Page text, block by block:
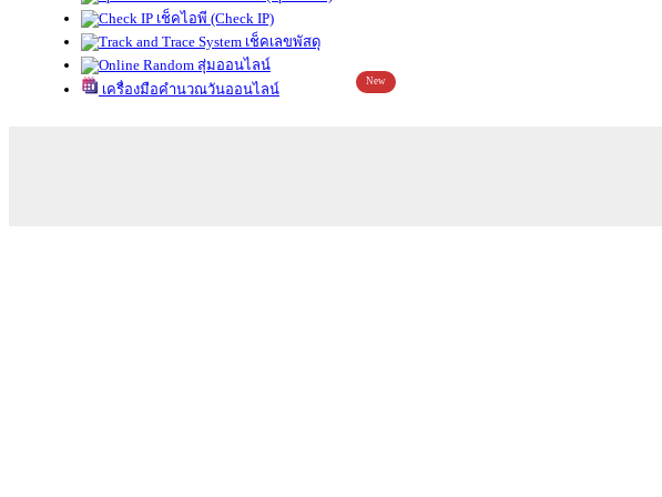
เช็คไอพี (Check IP)
เช็คเลขพัสดุ
สุ่มออนไลน์
เครื่องมือคำนวณวันออนไลน์
New